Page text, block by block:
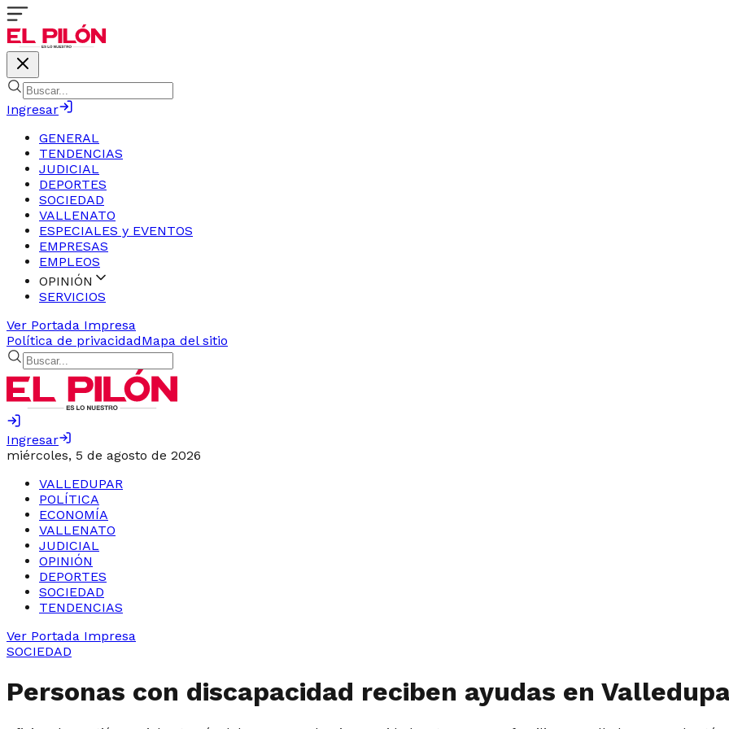
Ingresar
GENERAL
TENDENCIAS
JUDICIAL
DEPORTES
SOCIEDAD
VALLENATO
ESPECIALES y EVENTOS
EMPRESAS
EMPLEOS
OPINIÓN
SERVICIOS
Ver Portada Impresa
Política de privacidadMapa del sitio
Ingresar
miércoles, 5 de agosto de 2026
VALLEDUPAR
POLÍTICA
ECONOMÍA
VALLENATO
JUDICIAL
OPINIÓN
DEPORTES
SOCIEDAD
TENDENCIAS
Ver Portada Impresa
SOCIEDAD
Personas con discapacidad reciben ayudas en